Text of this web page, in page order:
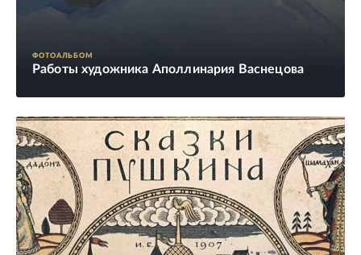
ФОТОАЛЬБОМ
Работы художника Аполлинария Васнецова